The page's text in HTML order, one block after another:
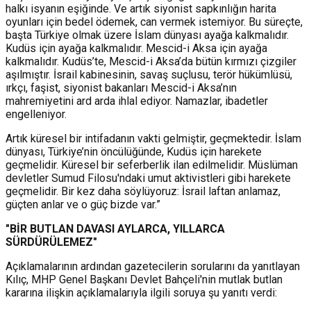
halkı isyanın eşiğinde. Ve artık siyonist sapkınlığın harita
oyunları için bedel ödemek, can vermek istemiyor. Bu süreçte,
başta Türkiye olmak üzere İslam dünyası ayağa kalkmalıdır.
Kudüs için ayağa kalkmalıdır. Mescid-i Aksa için ayağa
kalkmalıdır. Kudüs’te, Mescid-i Aksa’da bütün kırmızı çizgiler
aşılmıştır. İsrail kabinesinin, savaş suçlusu, terör hükümlüsü,
ırkçı, faşist, siyonist bakanları Mescid-i Aksa’nın
mahremiyetini ard arda ihlal ediyor. Namazlar, ibadetler
engelleniyor.
Artık küresel bir intifadanın vakti gelmiştir, geçmektedir. İslam
dünyası, Türkiye’nin öncülüğünde, Kudüs için harekete
geçmelidir. Küresel bir seferberlik ilan edilmelidir. Müslüman
devletler Sumud Filosu'ndaki umut aktivistleri gibi harekete
geçmelidir. Bir kez daha söylüyoruz: İsrail laftan anlamaz,
güçten anlar ve o güç bizde var.”
"BİR BUTLAN DAVASI AYLARCA, YILLARCA
SÜRDÜRÜLEMEZ"
Açıklamalarının ardından gazetecilerin sorularını da yanıtlayan
Kılıç, MHP Genel Başkanı Devlet Bahçeli'nin mutlak butlan
kararına ilişkin açıklamalarıyla ilgili soruya şu yanıtı verdi: